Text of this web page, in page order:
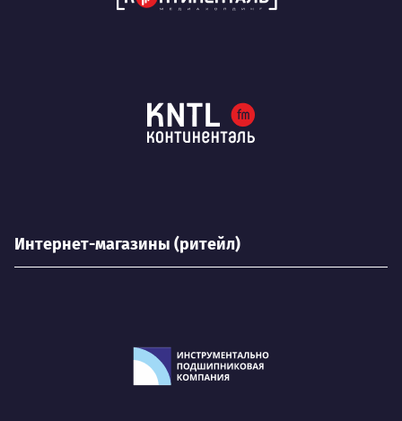
Интернет-магазины (ритейл)